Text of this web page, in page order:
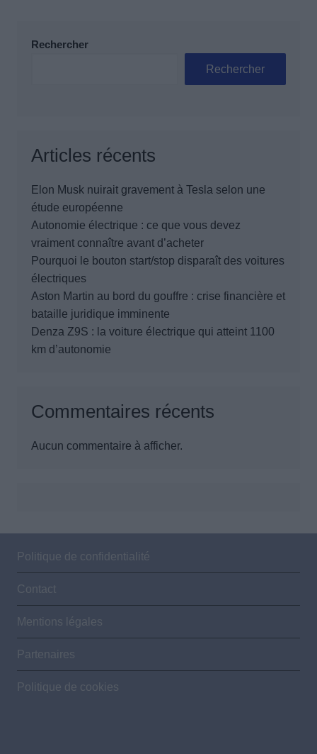
Rechercher
Rechercher
Articles récents
Elon Musk nuirait gravement à Tesla selon une
étude européenne
Autonomie électrique : ce que vous devez
vraiment connaître avant d’acheter
Pourquoi le bouton start/stop disparaît des voitures
électriques
Aston Martin au bord du gouffre : crise financière et
bataille juridique imminente
Denza Z9S : la voiture électrique qui atteint 1100
km d’autonomie
Commentaires récents
Aucun commentaire à afficher.
Politique de confidentialité
Contact
Mentions légales
Partenaires
Politique de cookies